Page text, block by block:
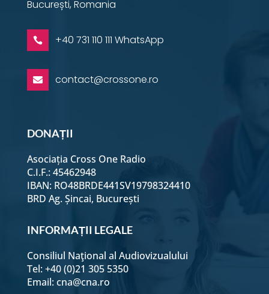
București, Romania
 +40 731 110 111 WhatsApp
 contact@crossone.ro
DONAȚII
Asociația Cross One Radio
C.I.F.: 45462948
IBAN: RO48BRDE441SV19798324410
BRD Ag. Șincai, București
INFORMAȚII LEGALE
Consiliul Naţional al Audiovizualului
Tel: +40 (0)21 305 5350
Email: cna@cna.ro